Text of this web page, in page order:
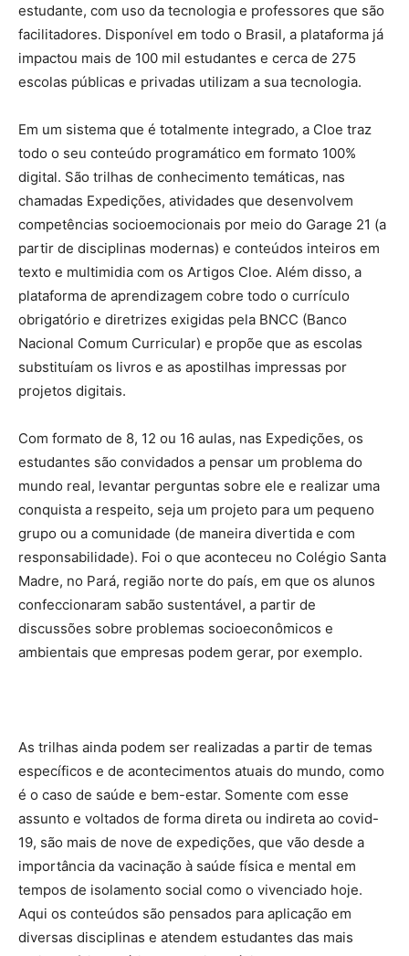
estudante, com uso da tecnologia e professores que são
facilitadores. Disponível em todo o Brasil, a plataforma já
impactou mais de 100 mil estudantes e cerca de 275
escolas públicas e privadas utilizam a sua tecnologia.
Em um sistema que é totalmente integrado, a Cloe traz
todo o seu conteúdo programático em formato 100%
digital. São trilhas de conhecimento temáticas, nas
chamadas Expedições, atividades que desenvolvem
competências socioemocionais por meio do Garage 21 (a
partir de disciplinas modernas) e conteúdos inteiros em
texto e multimidia com os Artigos Cloe. Além disso, a
plataforma de aprendizagem cobre todo o currículo
obrigatório e diretrizes exigidas pela BNCC (Banco
Nacional Comum Curricular) e propõe que as escolas
substituíam os livros e as apostilhas impressas por
projetos digitais.
Com formato de 8, 12 ou 16 aulas, nas Expedições, os
estudantes são convidados a pensar um problema do
mundo real, levantar perguntas sobre ele e realizar uma
conquista a respeito, seja um projeto para um pequeno
grupo ou a comunidade (de maneira divertida e com
responsabilidade). Foi o que aconteceu no Colégio Santa
Madre, no Pará, região norte do país, em que os alunos
confeccionaram sabão sustentável, a partir de
discussões sobre problemas socioeconômicos e
ambientais que empresas podem gerar, por exemplo.
As trilhas ainda podem ser realizadas a partir de temas
específicos e de acontecimentos atuais do mundo, como
é o caso de saúde e bem-estar. Somente com esse
assunto e voltados de forma direta ou indireta ao covid-
19, são mais de nove de expedições, que vão desde a
importância da vacinação à saúde física e mental em
tempos de isolamento social como o vivenciado hoje.
Aqui os conteúdos são pensados para aplicação em
diversas disciplinas e atendem estudantes das mais